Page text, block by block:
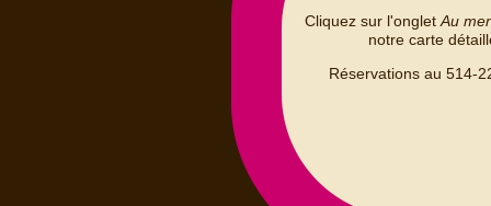
Cliquez sur l'onglet Au
notre carte
Réservations au 514-